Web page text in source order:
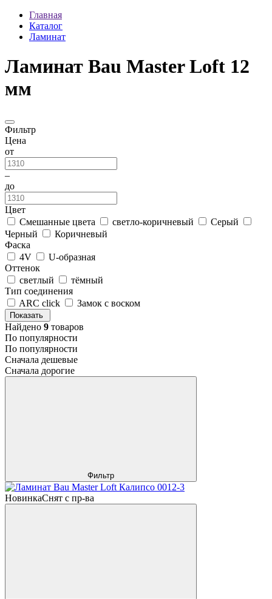
Главная
Каталог
Ламинат
Ламинат Bau Master Loft 12
мм
Фильтр
Цена
от
–
до
Цвет
Смешанные цвета
светло-коричневый
Серый
Черный
Коричневый
Фаска
4V
U-образная
Оттенок
светлый
тёмный
Тип соединения
ARC click
Замок с воском
Показать
Найдено 9 товаров
По популярности
По популярности
Сначала дешевые
Сначала дорогие
Фильтр
НовинкаСнят с пр-ва